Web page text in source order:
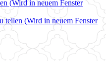
(Wird in neuem Fenster
(Wird in neuem Fenster